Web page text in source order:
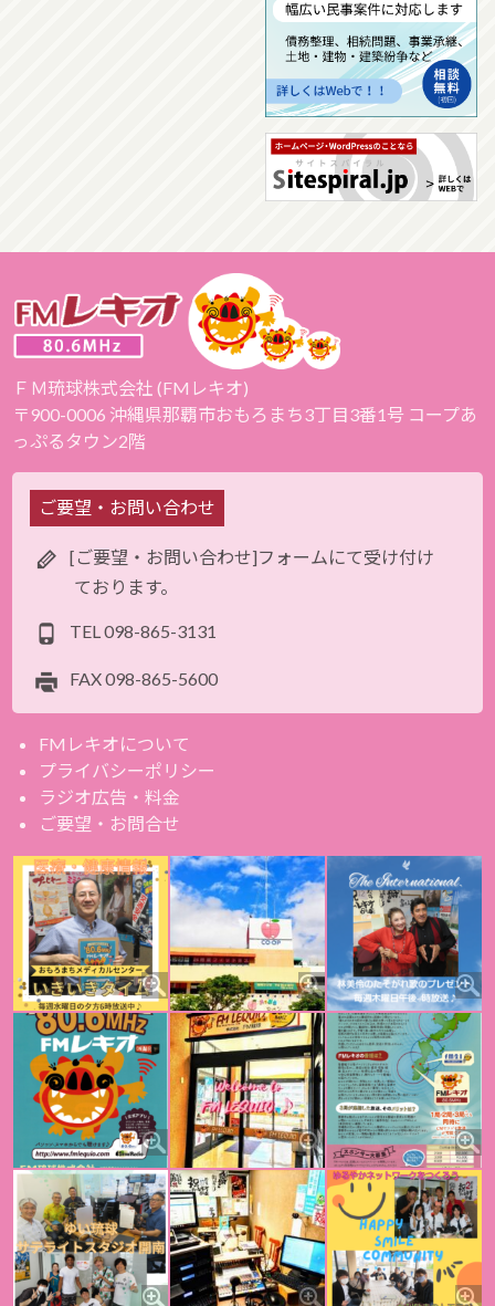
ＦＭ琉球株式会社 (FMレキオ)
〒900-0006 沖縄県那覇市おもろまち3丁目3番1号 コープあ
っぷるタウン2階
ご要望・お問い合わせ
[ご要望・お問い合わせ]フォームにて受け付け
ております。
TEL098-865-3131
FAX098-865-5600
FMレキオについて
プライバシーポリシー
ラジオ広告・料金
ご要望・お問合せ